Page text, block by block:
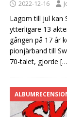
2022-12-16
Lagom till jul kan
ytterligare 13
gången på 17 år
pionjärband till
70-talet, gjorde